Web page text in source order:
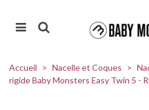
Accueil > Nacelle et Coques >
rigide Baby Monsters Easy Twin 5 -